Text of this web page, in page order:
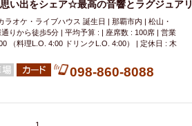
い出をシェア☆最高の音響とラグジュ
ラオケ・ライブハウス 誕生日 | 那覇市内 | 松山・
りから徒歩5分 | 平均予算 : | 座席数 : 100席 | 営業
（料理L.O. 4:00 ドリンクL.O. 4:00） | 定休日 : 木
098-860-8088